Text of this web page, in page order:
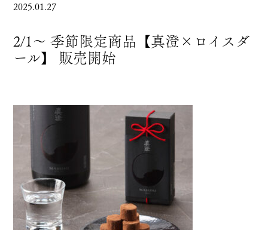
2025.01.27
2/1～ 季節限定商品【真澄×ロイスダ
ール】 販売開始